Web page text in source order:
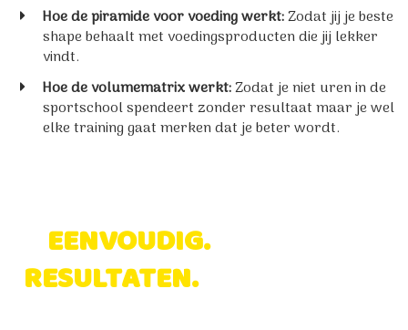
Hoe de piramide voor voeding werkt:Zodat jij je beste
shape behaalt met voedingsproducten die jij lekker
vindt.
​​Hoe de volumematrix werkt:Zodat je niet uren in de
sportschool spendeert zonder resultaat maar je wel
elke training gaat merken dat je beter wordt.
EENVOUDIG.
RESULTATEN.